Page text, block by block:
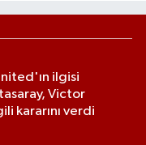
ilgisi
Victor
kararını verdi